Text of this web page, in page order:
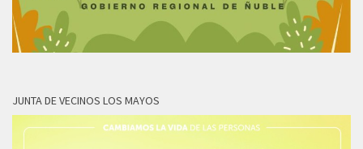
JUNTA DE VECINOS LOS MAYOS